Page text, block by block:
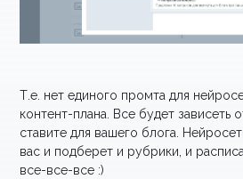
Т.е. нет единого промта для
контент-плана. Все будет зависеть
ставите для вашего блога.
вас и подберет и рубрики, и
все-все-все :)